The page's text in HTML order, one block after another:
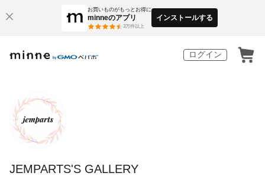
お買いものがもっとお得に
minneのアプリ
3万件以上
インストールする
ログイン
JEMPARTS'S GALLERY